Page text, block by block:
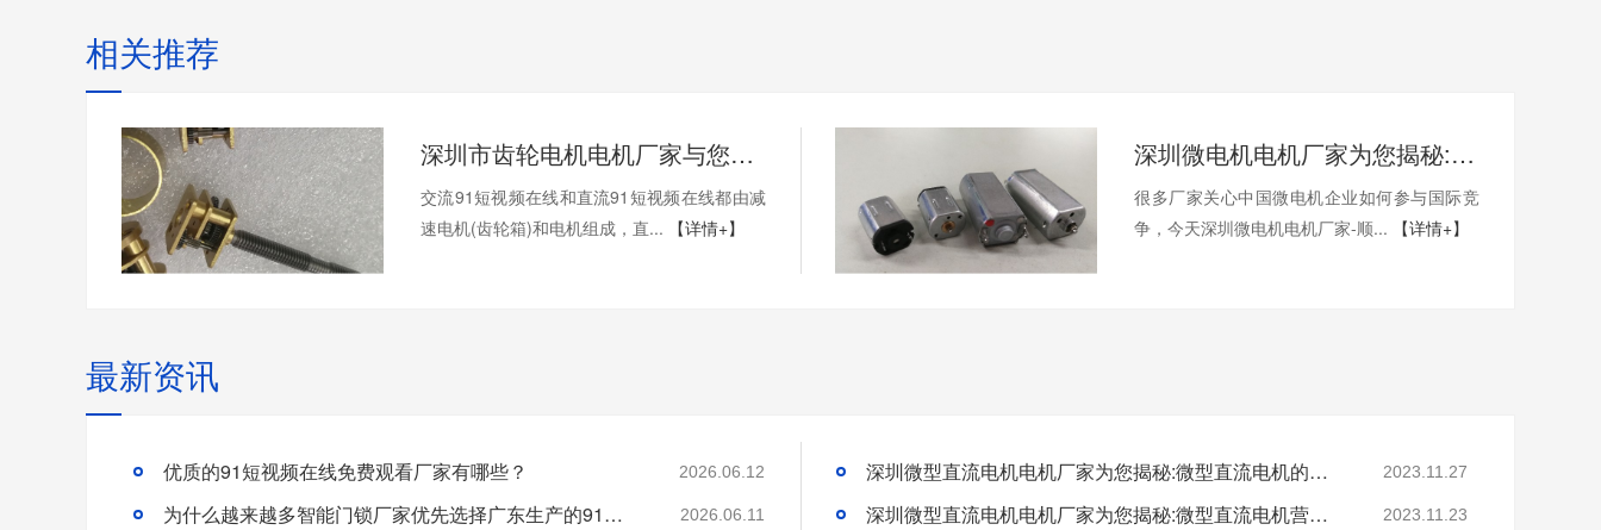
相关推荐
深圳市齿轮电机电机厂家与您交流与直流91短视频在线
交流91短视频在线和直流91短视频在线都由减
速电机(齿轮箱)和电机组成，直...
【详情+】
深圳微电机电机厂家为您揭秘:中国微电机企业如何参与国际竞争
很多厂家关心中国微电机企业如何参与国际竞
争，今天深圳微电机电机厂家-顺...
【详情+】
最新资讯
优质的91短视频在线免费观看厂家有哪些？ 2026.06.12
为什么越来越多智能门锁厂家优先选择广东生产的91短视频在线免费观看？ 2026.06.11
深圳微型直流电机电机厂家为您揭秘:微型直流电机的销售方案 2023.11.27
深圳微型直流电机电机厂家为您揭秘:微型直流电机营销策略 2023.11.23